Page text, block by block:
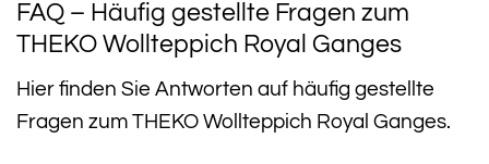
FAQ – Häufig gestellte Fragen zum
THEKO Wollteppich Royal Ganges
Hier finden Sie Antworten auf häufig gestellte
Fragen zum THEKO Wollteppich Royal Ganges.